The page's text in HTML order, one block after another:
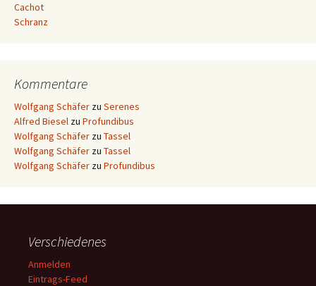
Cachot
Schranz
Kommentare
Wolfgang Schäfer zu Serenes
Alfred Biesel zu Profundibus
Wolfgang Schäfer zu Tassel
Wolfgang Schäfer zu Tassel
Wolfgang Schäfer zu Profundibus
Verschiedenes
Anmelden
Eintrags-Feed